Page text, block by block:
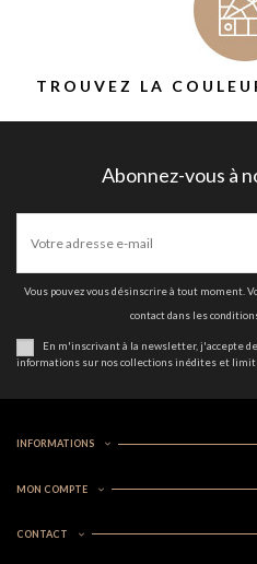
TROUVEZ LA
Abonnez-vous à
Vous pouvez vous désinscrire à tout moment.
contact dans les
En m'inscrivant à la newsletter, j'accepte
informations sur nos collections inédites et
INFORMATIONS
MON COMPTE
CONTACT